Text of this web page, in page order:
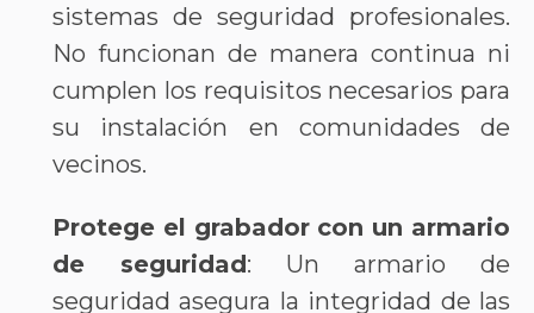
sistemas de seguridad profesionales.
No funcionan de manera continua ni
cumplen los requisitos necesarios para
su instalación en comunidades de
vecinos.
Protege el grabador con un armario
de seguridad: Un armario de
seguridad asegura la integridad de las